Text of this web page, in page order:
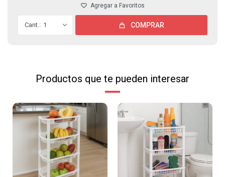
1 COMPRAR
Productos que te pueden interesar